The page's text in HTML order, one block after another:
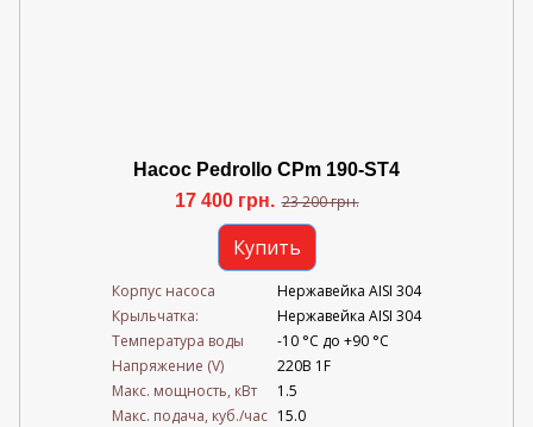
Насос Pedrollo CPm 190-ST4
17 400 грн. 23 200 грн.
Купить
Корпус насоса
Нержавейка AISI 304
Крыльчатка:
Нержавейка AISI 304
Температура воды
-10 °C до +90 °C
Напряжение (V)
220В 1F
Mакс. мощность, кВт
1.5
Mакс. подача, куб./час 15.0